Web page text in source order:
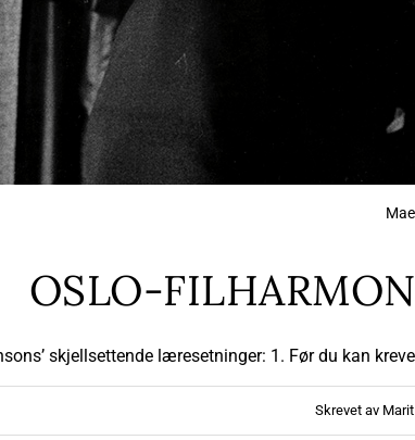
OSLO-
skjellsettende læresetninger: 1. Før du kan
Skrevet av